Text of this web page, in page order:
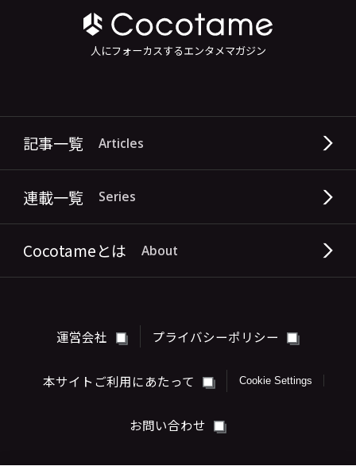
人にフォーカスするエンタメマガジン
記事一覧 Articles
連載一覧 Series
Cocotameとは About
運営会社 プライバシーポリシー
本サイトご利用にあたって Cookie Settings
お問い合わせ